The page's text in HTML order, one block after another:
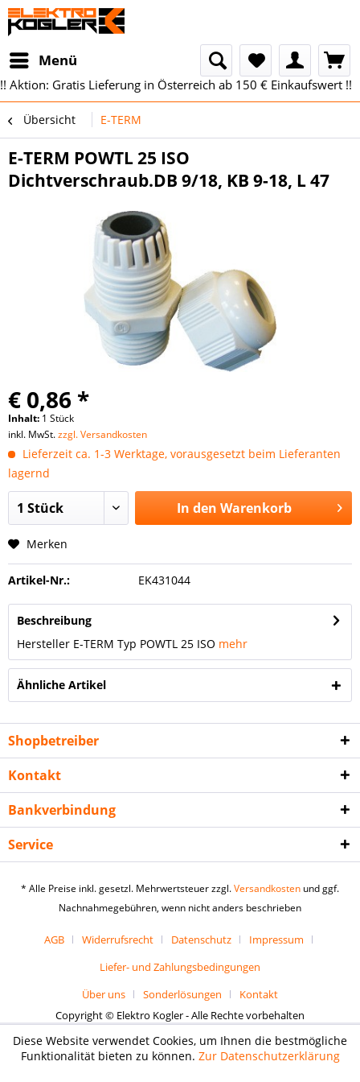
Menü
!! Aktion: Gratis Lieferung in Österreich ab 150 € Einkaufswert !!
Übersicht E-TERM
E-TERM POWTL 25 ISO
Dichtverschraub.DB 9/18, KB 9-18, L 47
€ 0,86 *
Inhalt: 1 Stück
inkl. MwSt.zzgl. Versandkosten
Lieferzeit ca. 1-3 Werktage, vorausgesetzt beim Lieferanten
lagernd
In den Warenkorb
Merken
Artikel-Nr.: EK431044
Beschreibung
Hersteller E-TERM Typ POWTL 25 ISO mehr
Ähnliche Artikel
Shopbetreiber
Kontakt
Bankverbindung
Service
* Alle Preise inkl. gesetzl. Mehrwertsteuer zzgl.Versandkosten und ggf.
Nachnahmegebühren, wenn nicht anders beschrieben
AGB Widerrufsrecht Datenschutz
Impressum
Liefer- und Zahlungsbedingungen
Über uns
Sonderlösungen
Kontakt
Copyright © Elektro Kogler - Alle Rechte vorbehalten
Diese Website verwendet Cookies, um Ihnen die bestmögliche
Funktionalität bieten zu können. Zur Datenschutzerklärung